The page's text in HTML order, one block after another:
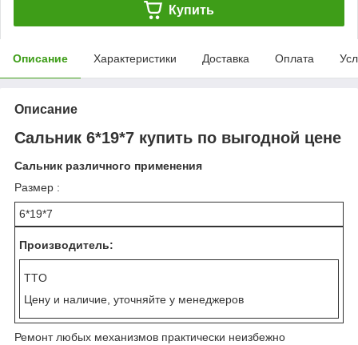
Купить
Описание Характеристики Доставка Оплата
Описание
Сальник 6*19*7 купить по выгодной цене
Сальник различного применения
Размер :
6*19*7
Производитель:
TTO
Цену и наличие, уточняйте у менеджеров
Ремонт любых механизмов практически неизбежно